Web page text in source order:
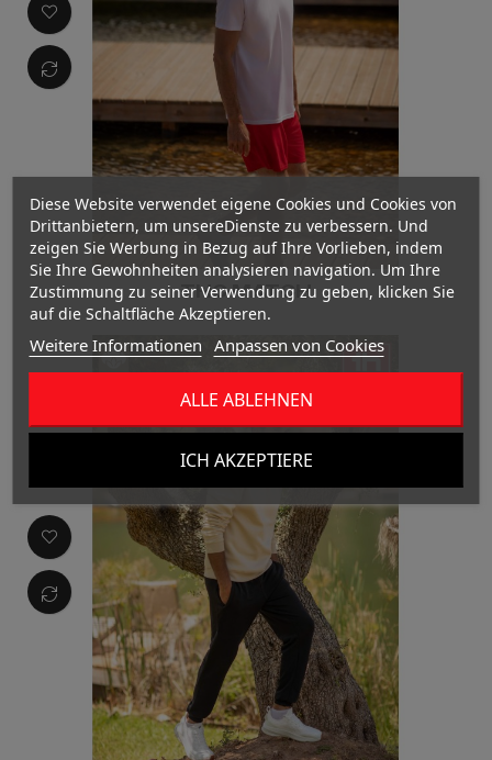
THC MATCH
Diese Website verwendet eigene Cookies und Cookies von
Drittanbietern, um unsereDienste zu verbessern. Und
zeigen Sie Werbung in Bezug auf Ihre Vorlieben, indem
Sie Ihre Gewohnheiten analysieren navigation. Um Ihre
Zustimmung zu seiner Verwendung zu geben, klicken Sie
auf die Schaltfläche Akzeptieren.
Weitere Informationen Anpassen von Cookies
ALLE ABLEHNEN
ICH AKZEPTIERE